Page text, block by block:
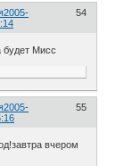
54
2005-
будет Мисс
55
2005-
вчером